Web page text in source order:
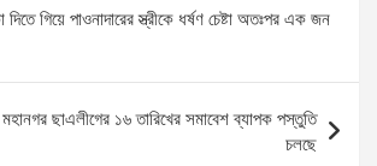
A
p
p
g
er
দিতে গিয়ে পাওনাদারের স্ত্রীকে ধর্ষণ চেষ্টা অতঃপর এক জন
মহানগর ছাএলীগের ১৬ তারিখের সমাবেশ ব্যাপক পস্তুতি
চলছে